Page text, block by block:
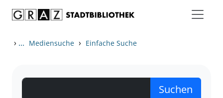
› ... Mediensuche › Einfache Suche